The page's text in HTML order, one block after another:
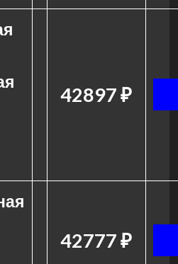
42897 ₽
42777 ₽